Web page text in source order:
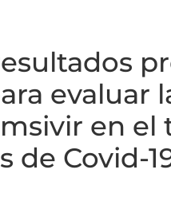
evaluar
en
de Covid-